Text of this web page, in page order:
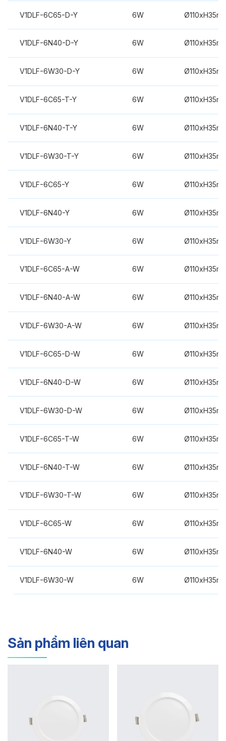
V1DLF-6C65-D-Y 6W
V1DLF-6N40-D-Y 6W
V1DLF-6W30-D-Y 6W
V1DLF-6C65-T-Y 6W
V1DLF-6N40-T-Y 6W
V1DLF-6W30-T-Y 6W
V1DLF-6C65-Y 6W
V1DLF-6N40-Y 6W
V1DLF-6W30-Y 6W
V1DLF-6C65-A-W 6W
V1DLF-6N40-A-W 6W
V1DLF-6W30-A-W 6W
V1DLF-6C65-D-W 6W
V1DLF-6N40-D-W 6W
V1DLF-6W30-D-W 6W
V1DLF-6C65-T-W 6W
V1DLF-6N40-T-W 6W
V1DLF-6W30-T-W 6W
V1DLF-6C65-W 6W
V1DLF-6N40-W 6W
V1DLF-6W30-W 6W
Sản phẩm liên quan